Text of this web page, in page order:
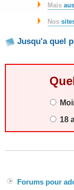
Mais
Nos
Jusqu'a quel
18
Forums pour